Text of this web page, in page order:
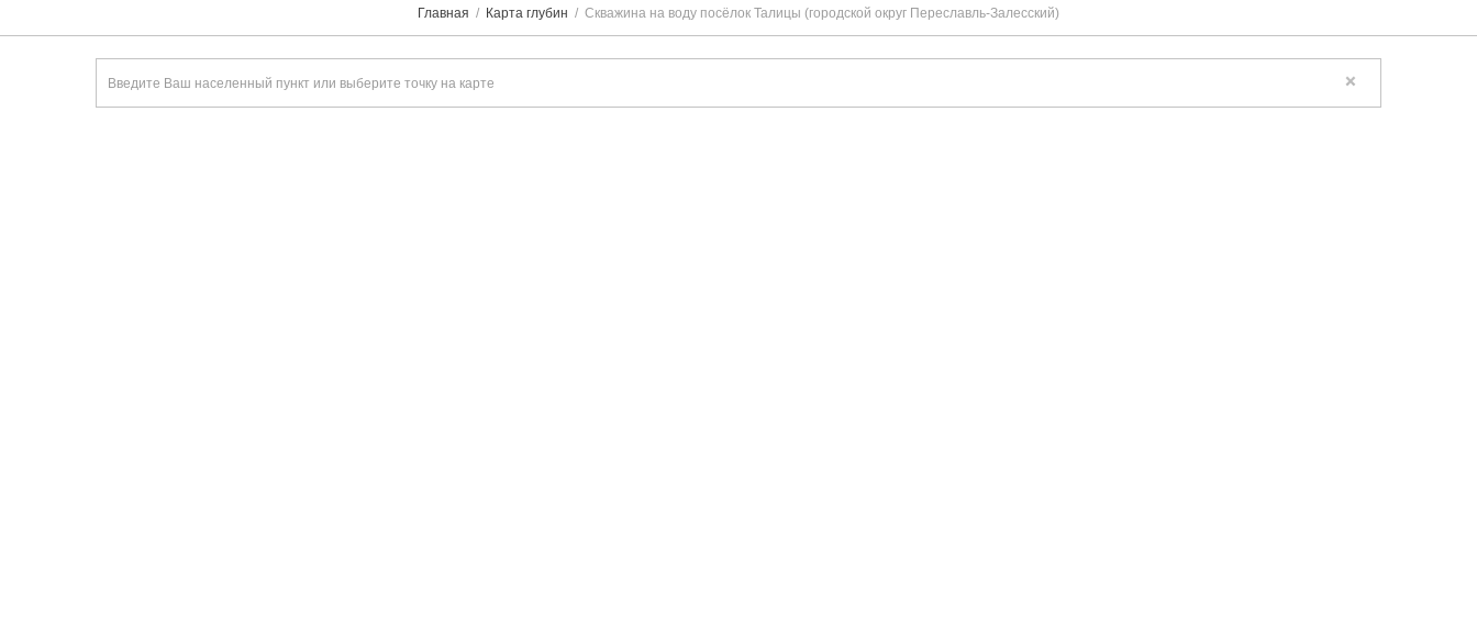
Главная Карта глубин Скважина на воду посёлок Талицы (городской округ Переславль-Залесский)